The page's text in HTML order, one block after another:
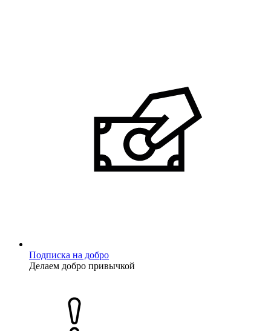
Подписка на добро
Делаем добро привычкой